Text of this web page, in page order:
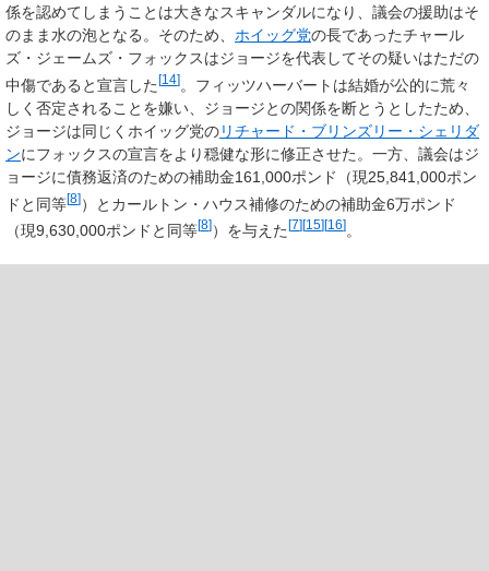
係を認めてしまうことは大きなスキャンダルになり、議会の援助はそ
のまま水の泡となる。そのため、 ホイッグ党の長であったチャール
ズ・ジェームズ・フォックスはジョージを代表してその疑いはただの
中傷であると宣言した[14]。フィッツハーバートは結婚が公的に荒々
しく否定されることを嫌い、ジョージとの関係を断とうとしたため、
ジョージは同じくホイッグ党のリチャード・ブリンズリー・シェリダ
ンにフォックスの宣言をより穏健な形に修正させた。一方、議会はジ
ョージに債務返済のための補助金161,000ポンド（現25,841,000ポン
ドと同等[8]）とカールトン・ハウス補修のための補助金6万ポンド
（現9,630,000ポンドと同等[8] ）を与えた [7][15][16] 。